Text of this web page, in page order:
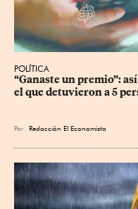
POLÍTICA
“Ganaste un premio”:
el que detuvieron a 5
Por Redacción El Economista